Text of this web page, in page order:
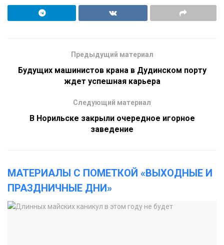
Предыдущий материал
Будущих машинистов крана в Дудинском порту
ждет успешная карьера
Следующий материал
В Норильске закрыли очередное игорное
заведение
МАТЕРИАЛЫ С ПОМЕТКОЙ «ВЫХОДНЫЕ И
ПРАЗДНИЧНЫЕ ДНИ»